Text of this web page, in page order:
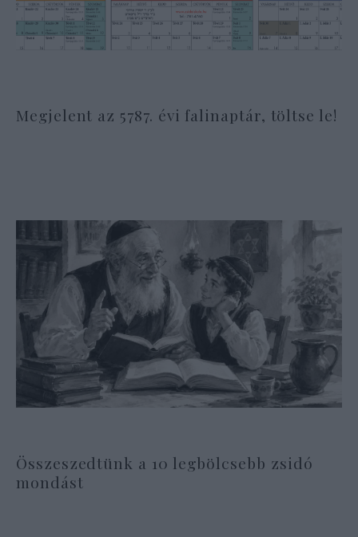
Megjelent az 5787. évi falinaptár, töltse le!
Összeszedtünk a 10 legbölcsebb zsidó
mondást